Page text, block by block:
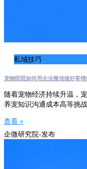
私域技巧
宠物医院如何用企业微信做好客
随着宠物经济持续升温，
养宠知识沟通成本高等挑战
查看 »
企微研究院-发布